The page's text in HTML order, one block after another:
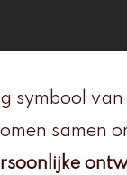
symbool van
samen